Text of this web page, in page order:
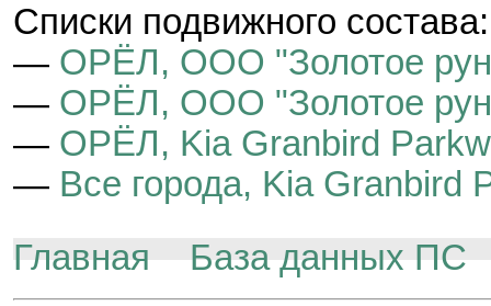
Cписки подвижного состава:
— ОРЁЛ, ООО "Золотое
— ОРЁЛ, ООО "Золотое
— ОРЁЛ, Kia Granbird
— Все города, Kia Granbird
Главная
База данных ПС